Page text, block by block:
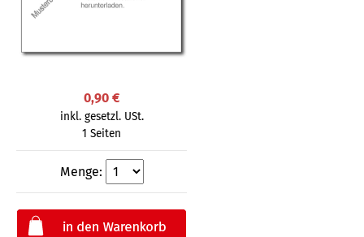
0,90 €
inkl. gesetzl. USt.
1 Seiten
Menge: